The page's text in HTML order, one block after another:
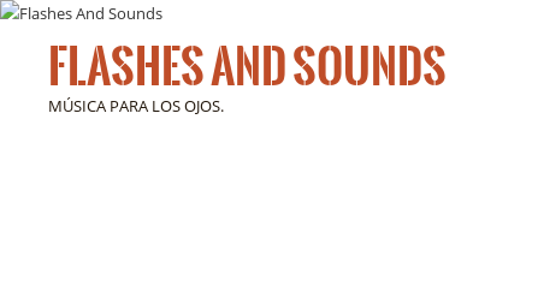
FLASHES AND SOUNDS
MÚSICA PARA LOS OJOS.